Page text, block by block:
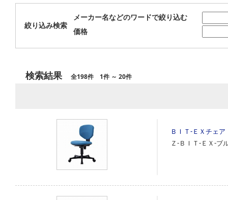
絞り込み検索
メーカー名などのワードで絞り込む
価格
検索結果 全198件 1件 ～ 20件
ＢＩＴ‐ＥＸチェ
Ｚ‐ＢＩＴ‐ＥＸ‐ブ